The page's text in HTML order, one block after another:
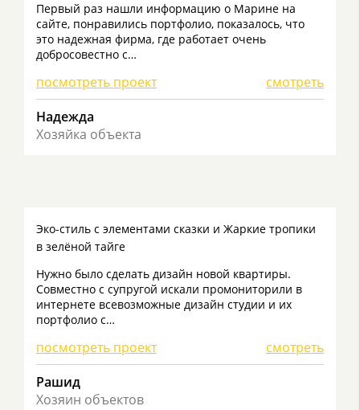
Первый раз нашли информацию о Марине на
сайте, понравились портфолио, показалось, что
это надежная фирма, где работает очень
добросовестно с…
посмотреть проект
смотреть
Надежда
Хозяйка объекта
Эко-стиль с элементами сказки и Жаркие тропики
в зелёной тайге
Нужно было сделать дизайн новой квартиры.
Совместно с супругой искали промониторили в
интернете всевозможные дизайн студии и их
портфолио с…
посмотреть проект
смотреть
Рашид
Хозяин объектов